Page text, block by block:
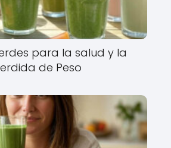
para la salud y la
de Peso